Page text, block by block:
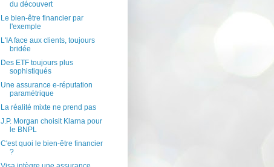
du découvert
Le bien-être financier par
l'exemple
L'IA face aux clients, toujours
bridée
Des ETF toujours plus
sophistiqués
Une assurance e-réputation
paramétrique
La réalité mixte ne prend pas
J.P. Morgan choisit Klarna pour
le BNPL
C'est quoi le bien-être financier
?